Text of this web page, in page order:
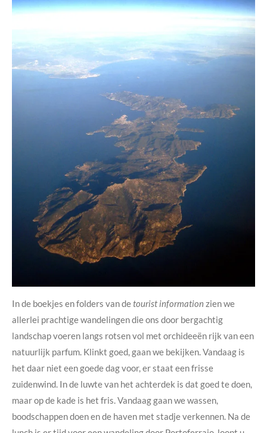
In de boekjes en folders van detourist information zien we
allerlei prachtige wandelingen die ons door bergachtig
landschap voeren langs rotsen vol met orchideeën rijk van een
natuurlijk parfum. Klinkt goed, gaan we bekijken. Vandaag is
het daar niet een goede dag voor, er staat een frisse
zuidenwind. In de luwte van het achterdek is dat goed te doen,
maar op de kade is het fris. Vandaag gaan we wassen,
boodschappen doen en de haven met stadje verkennen. Na de